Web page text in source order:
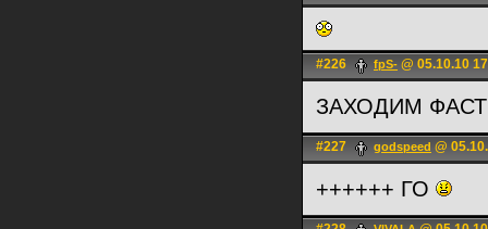
#226 fpS- @ 05.10.10
ЗАХОДИМ
#227 godspeed @
++++++ ГО